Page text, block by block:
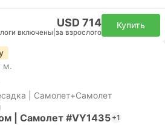
USD 714
включены за взрослого
Купить
м.
| Самолет+Самолет
| Самолет #VY1435 +1